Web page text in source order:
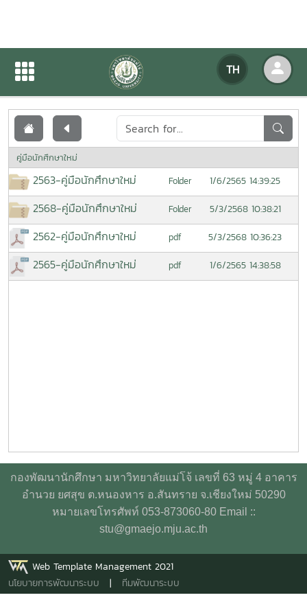
TH
เอกสารเผยแพร่
คู่มือนักศึกษาใหม่
2563-คู่มือนักศึกษาใหม่ Folder 1/6/2565 14:39:25
2568-คู่มือนักศึกษาใหม่ Folder 5/3/2568 10:38:21
2562-คู่มือนักศึกษาใหม่ pdf 5/3/2568 10:36:23
2565-คู่มือนักศึกษาใหม่ pdf 1/6/2565 14:38:58
กองพัฒนานักศึกษา มหาวิทยาลัยแม่โจ้ เลขที่ 63 หมู่ 4 อาคาร
อำนวย ยศสุข ต.หนองหาร อ.สันทราย จ.เชียงใหม่ 50290
หมายเลขโทรศัพท์ 053-873060-80 Email ::
stu@gmaejo.mju.ac.th
Web Template Management 2021
นโยบายการพัฒนาระบบ | ทีมพัฒนาระบบ